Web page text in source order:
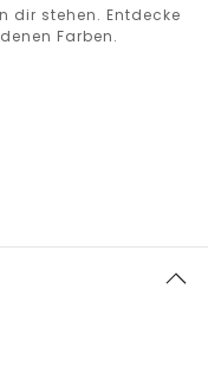
dir stehen. Entdecke
Farben.